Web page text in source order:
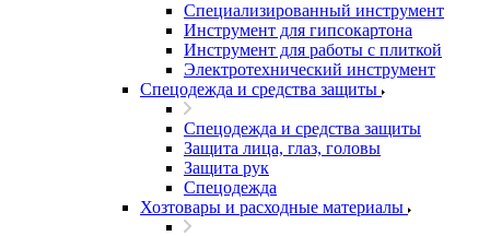
Специализированный инструмент
Инструмент для гипсокартона
Инструмент для работы с плиткой
Электротехнический инструмент
Спецодежда и средства защиты
Спецодежда и средства защиты
Защита лица, глаз, головы
Защита рук
Спецодежда
Хозтовары и расходные материалы